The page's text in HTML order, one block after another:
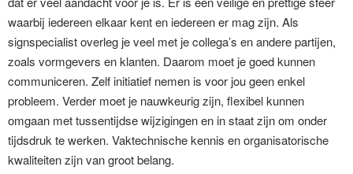
waarbij iedereen elkaar kent en iedereen er mag zijn. Als
signspecialist overleg je veel met je collega’s en andere partijen,
zoals vormgevers en klanten. Daarom moet je goed kunnen
communiceren. Zelf initiatief nemen is voor jou geen enkel
probleem. Verder moet je nauwkeurig zijn, flexibel kunnen
omgaan met tussentijdse wijzigingen en in staat zijn om onder
tijdsdruk te werken. Vaktechnische kennis en organisatorische
kwaliteiten zijn van groot belang.